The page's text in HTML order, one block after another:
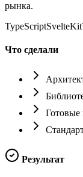
рынка.
TypeScriptSvelteKit
Что сделали
Готовые
Результат